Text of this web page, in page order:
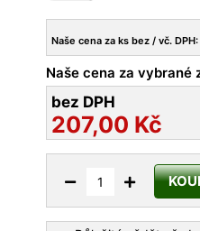
Naše cena za ks bez / vč. DPH:
Naše cena za vybrané
bez DPH
207,00 Kč